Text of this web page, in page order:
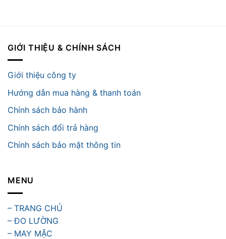
GIỚI THIỆU & CHÍNH SÁCH
Giới thiệu công ty
Hướng dẫn mua hàng & thanh toán
Chính sách bảo hành
Chính sách đổi trả hàng
Chính sách bảo mật thông tin
MENU
– TRANG CHỦ
– ĐO LƯỜNG
– MAY MẶC